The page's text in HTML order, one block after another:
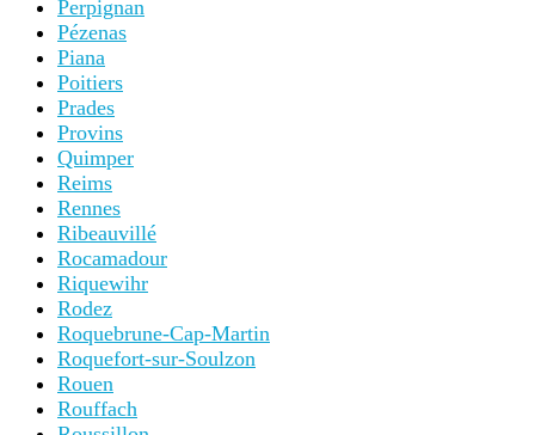
Perpignan
Pézenas
Piana
Poitiers
Prades
Provins
Quimper
Reims
Rennes
Ribeauvillé
Rocamadour
Riquewihr
Rodez
Roquebrune-Cap-Martin
Roquefort-sur-Soulzon
Rouen
Rouffach